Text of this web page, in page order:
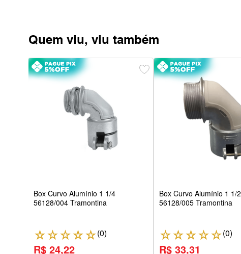
Quem viu, viu também
Box Curvo Alumínio 1 1/4
56128/004 Tramontina
☆☆☆☆☆(0)
R$ 24,22
Box Curvo Alumínio 1 1/2
56128/005 Tramontina
☆☆☆☆☆(0)
R$ 33,31